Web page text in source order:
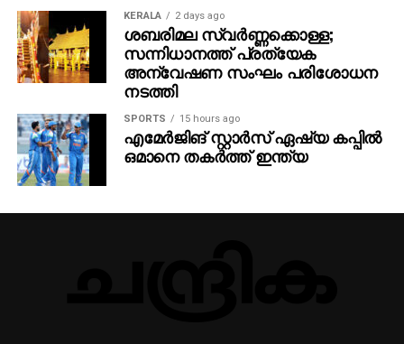
KERALA 2 days ago
ശബരിമല സ്വര്‍ണ്ണക്കൊള്ള;
സന്നിധാനത്ത് പ്രത്യേക
അന്വേഷണ സംഘം പരിശോധന
നടത്തി
SPORTS 15 hours ago
എമേര്‍ജിങ് സ്റ്റാര്‍സ് ഏഷ്യ കപ്പില്‍
ഒമാനെ തകര്‍ത്ത് ഇന്ത്യ